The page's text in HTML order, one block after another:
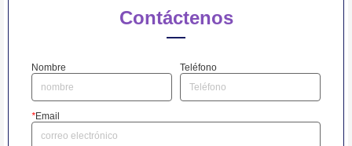
Contáctenos
Nombre Teléfono
*Email